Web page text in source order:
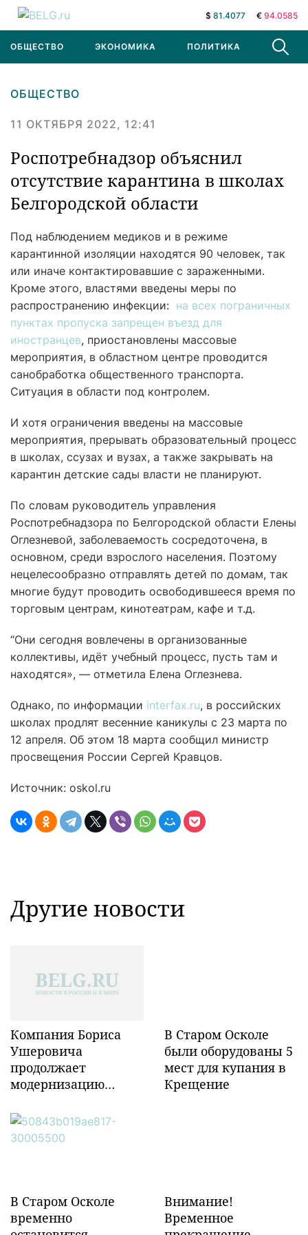
$ 81.4077 € 94.0585
ОБЩЕСТВО ЭКОНОМИКА ПОЛИТИКА В МИРЕ
ОБЩЕСТВО
11 ОКТЯБРЯ 2022, 12:41
Роспотребнадзор объяснил
отсутствие карантина в школах
Белгородской области
Под наблюдением медиков и в режиме
карантинной изоляции находятся 90 человек, так
или иначе контактировавшие с зараженными.
Кроме этого, властями введены меры по
распространению инфекции: на всех пограничных
пунктах пропуска запрещен въезд для
иностранцев, приостановлены массовые
мероприятия, в областном центре проводится
санобработка общественного транспорта.
Ситуация в области под контролем.
И хотя ограничения введены на массовые
мероприятия, прерывать образовательный процесс
в школах, ссузах и вузах, а также закрывать на
карантин детские сады власти не планируют.
По словам руководитель управления
Роспотребнадзора по Белгородской области Елены
Оглезневой, заболеваемость сосредоточена, в
основном, среди взрослого населения. Поэтому
нецелесообразно отправлять детей по домам, так
многие будут проводить освободившееся время по
торговым центрам, кинотеатрам, кафе и т.д.
“Они сегодня вовлечены в организованные
коллективы, идёт учебный процесс, пусть там и
находятся», — отметила Елена Оглезнева.
Однако, по информации interfax.ru, в российских
школах продлят весенние каникулы с 23 марта по
12 апреля. Об этом 18 марта сообщил министр
просвещения России Сергей Кравцов.
Источник: oskol.ru
Другие новости
Компания Бориса
Ушеровича
продолжает
модернизацию
инфраструктуры в
Забайкалье
В Старом Осколе
были оборудованы 5
мест для купания в
Крещение
В Старом Осколе
временно
Внимание!
Временное